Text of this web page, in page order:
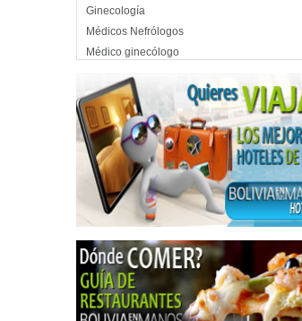
Ginecología
Médicos Nefrólogos
Médico ginecólogo
Médicos Urólogos
Salud: Centros Médicos
Traumatología urología